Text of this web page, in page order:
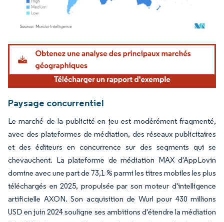
Image © Mordor Intelligence. La réutilisation nécessite une attribution sous CC BY
Paysage concurrentiel
Le marché de la publicité en jeu est modérément fragmenté,
avec des plateformes de médiation, des réseaux publicitaires
et des éditeurs en concurrence sur des segments qui se
chevauchent. La plateforme de médiation MAX d'AppLovin
domine avec une part de 73,1 % parmi les titres mobiles les plus
téléchargés en 2025, propulsée par son moteur d'intelligence
artificielle AXON. Son acquisition de Wurl pour 430 millions
USD en juin 2024 souligne ses ambitions d'étendre la médiation